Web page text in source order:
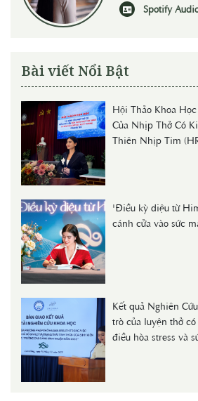
Spotify
Bài viết Nổi Bật
Hội Thảo Khoa
Của Nhịp Thở Có
Thiên Nhịp Tim
'Điều kỳ diệu từ
cánh cửa vào sức
Kết quả Nghiên
trò của luyện thở
điều hòa stress và